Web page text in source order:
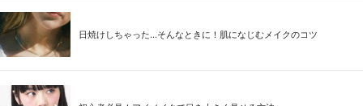
日焼けしちゃった...そんなときに！肌になじむメイクのコツ